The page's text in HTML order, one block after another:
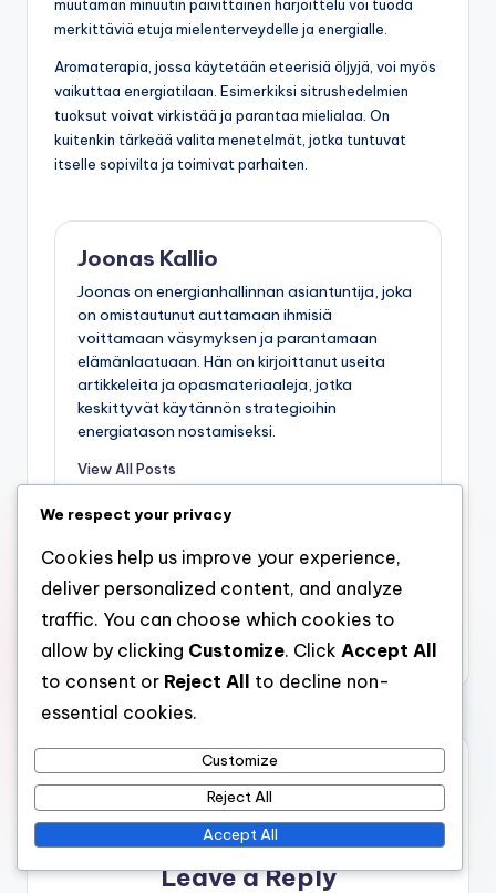
muutaman minuutin päivittäinen harjoittelu voi tuoda
merkittäviä etuja mielenterveydelle ja energialle.
Aromaterapia, jossa käytetään eteerisiä öljyjä, voi myös
vaikuttaa energiatilaan. Esimerkiksi sitrushedelmien
tuoksut voivat virkistää ja parantaa mielialaa. On
kuitenkin tärkeää valita menetelmät, jotka tuntuvat
itselle sopivilta ja toimivat parhaiten.
Joonas Kallio
Joonas on energianhallinnan asiantuntija, joka
on omistautunut auttamaan ihmisiä
voittamaan väsymyksen ja parantamaan
elämänlaatuaan. Hän on kirjoittanut useita
artikkeleita ja opasmateriaaleja, jotka
keskittyvät käytännön strategioihin
energiatason nostamiseksi.
View All Posts
Post
navigation
Previous Post
Energian ja
Työskentelytilat,
Ergonomia, Mukavuus
Energianhallinta:
Rentoutuminen
Comments
No comments yet. Why don’t you start the discussion?
Leave a Reply
We respect your privacy
Cookies help us improve your experience,
deliver personalized content, and analyze
traffic. You can choose which cookies to
allow by clicking Customize. Click Accept All
to consent or Reject All
to decline non-
essential cookies.
Customize
Reject All
Accept All